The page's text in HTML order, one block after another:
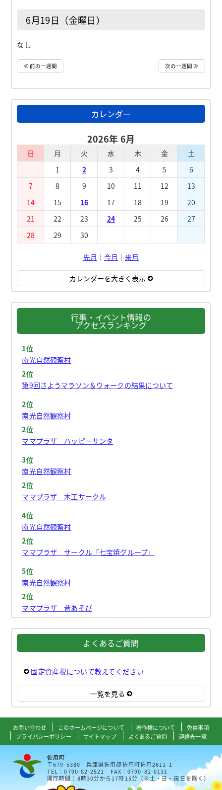
6月19日（金曜日）
なし
≪ 前の一週間 次の一週間 ≫
カレンダー
2026年 6月
日 月 火 水 木 金
土
1
2 3 4 5
6
7
8 9 10 11 12
13
14
15 16 17 18 19
20
21
22 23 24 25 26
27
28
29 30
先月 ｜ 今月 ｜ 来月
カレンダーを大きく表示
行事・イベント情報の
アクセスランキング
1位
南光自然観察村
2位
第9回さようマラソン＆ウォークの結果について
2位
南光自然観察村
2位
ママプラザ ハッピーサンタ
3位
南光自然観察村
2位
ママプラザ 木工サークル
4位
南光自然観察村
2位
ママプラザ サークル「七宝焼グループ」
5位
南光自然観察村
2位
ママプラザ 昔あそび
よくあるご質問
固定資産税について教えてください
一覧を見る
お問い合わせ このホームページについて 著作権について
免責事項
プライバシーポリシー
サイトマップ よくあるご質問 連絡先一覧
佐用町
〒679-5380 兵庫県佐用郡佐用町佐用2611-1
TEL：0790-82-2521 FAX：0790-82-0131
開庁時間：8時30分から17時15分（※土・日・祝日を除く）